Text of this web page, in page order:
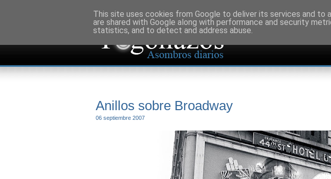
Anillos sobre Broadway
06 septiembre 2007
This site uses cookies from Google to deliver its services and to
are shared with Google along with performance and security
statistics, and to detect and address abuse.